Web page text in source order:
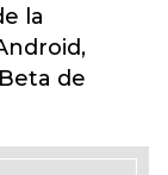
la
de